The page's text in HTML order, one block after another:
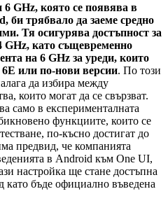
GHz, която се появява в
би трябвало да заеме средно
Тя осигурява достъпност за
GHz, като същевременно
на 6 GHz за уреди, които
или по-нови версии. По този
да избира между
които могат да се свързват.
само в експерименталната
функциите, които се
по-късно достигат до
предвид, че компанията
в Android към One UI,
настройка ще стане достъпна
като бъде официално въведена